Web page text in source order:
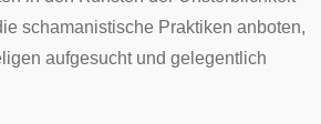
schamanistische Praktiken anboten,
aufgesucht und gelegentlich